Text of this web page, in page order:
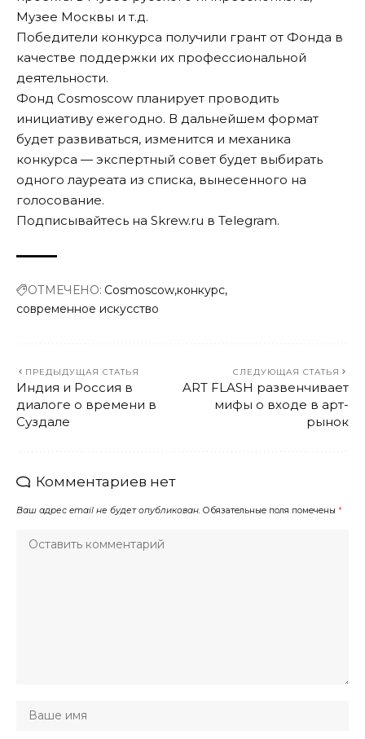
Музее Москвы и т.д.
Победители конкурса получили грант от Фонда в
качестве поддержки их профессиональной
деятельности.
Фонд Cosmoscow планирует проводить
инициативу ежегодно. В дальнейшем формат
будет развиваться, изменится и механика
конкурса — экспертный совет будет выбирать
одного лауреата из списка, вынесенного на
голосование.
Подписывайтесь на Skrew.ru в Telegram.
ОТМЕЧЕНО: Cosmoscow конкурс
современное искусство
ПРЕДЫДУЩАЯ СТАТЬЯ
Индия и Россия в
диалоге о времени в
Суздале
СЛЕДУЮЩАЯ СТАТЬЯ
ART FLASH развенчивает
мифы о входе в арт-
рынок
Комментариев нет
Ваш адрес email не будет опубликован. Обязательные поля помечены *